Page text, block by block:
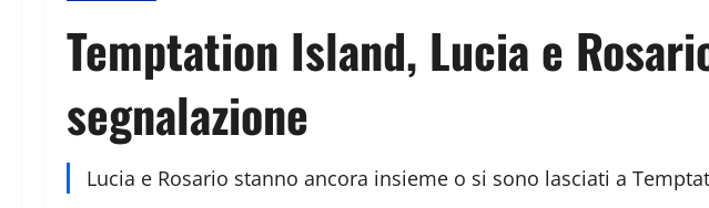
Temptation Island, Lucia e
segnalazione
Lucia e Rosario stanno ancora insieme o si sono lasciati a